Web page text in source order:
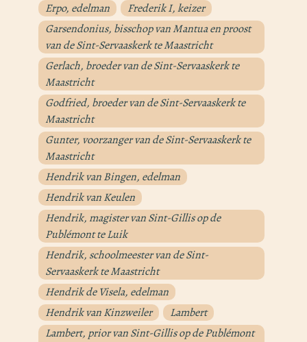
Erpo, edelman
Frederik I, keizer
Garsendonius, bisschop van Mantua en proost
van de Sint-Servaaskerk te Maastricht
Gerlach, broeder van de Sint-Servaaskerk te
Maastricht
Godfried, broeder van de Sint-Servaaskerk te
Maastricht
Gunter, voorzanger van de Sint-Servaaskerk te
Maastricht
Hendrik van Bingen, edelman
Hendrik van Keulen
Hendrik, magister van Sint-Gillis op de
Publémont te Luik
Hendrik, schoolmeester van de Sint-
Servaaskerk te Maastricht
Hendrik de Visela, edelman
Hendrik van Kinzweiler
Lambert
Lambert, prior van Sint-Gillis op de Publémont